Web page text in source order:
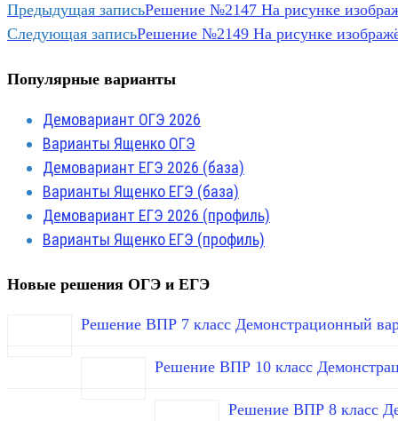
Предыдущая записьРешение №2147 На рисунке
Следующая записьРешение №2149 На рисунке
Популярные варианты
Демовариант ОГЭ 2026
Варианты Ященко ОГЭ
Демовариант ЕГЭ 2026 (база)
Варианты Ященко ЕГЭ (база)
Демовариант ЕГЭ 2026 (профиль)
Варианты Ященко ЕГЭ (профиль)
Новые решения ОГЭ и ЕГЭ
Решение ВПР 7 класс Демонстрационный
Решение ВПР 10 класс
Решение ВПР 8 класс